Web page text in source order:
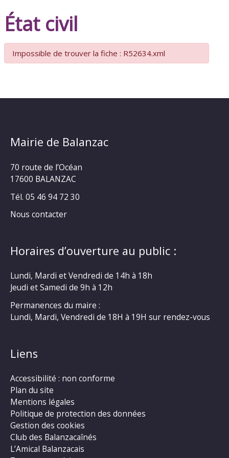
État civil
Impossible de trouver la fiche : R52634.xml
Mairie de Balanzac
70 route de l’Océan
17600 BALANZAC
Tél. 05 46 94 72 30
Nous contacter
Horaires d’ouverture au public :
Lundi, Mardi et Vendredi de 14h à 18h
Jeudi et Samedi de 9h à 12h
Permanences du maire :
Lundi, Mardi, Vendredi de 18H à 19H sur rendez-vous
Liens
Accessibilité : non conforme
Plan du site
Mentions légales
Politique de protection des données
Gestion des cookies
Club des Balanzacaînés
L’Amical Balanzacais